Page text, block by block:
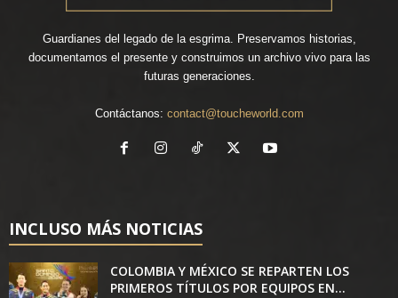
Guardianes del legado de la esgrima. Preservamos historias,
documentamos el presente y construimos un archivo vivo para las
futuras generaciones.
Contáctanos: contact@toucheworld.com
INCLUSO MÁS NOTICIAS
COLOMBIA Y MÉXICO SE REPARTEN LOS
PRIMEROS TÍTULOS POR EQUIPOS EN...